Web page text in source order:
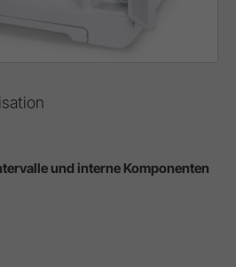
und interne Komponenten